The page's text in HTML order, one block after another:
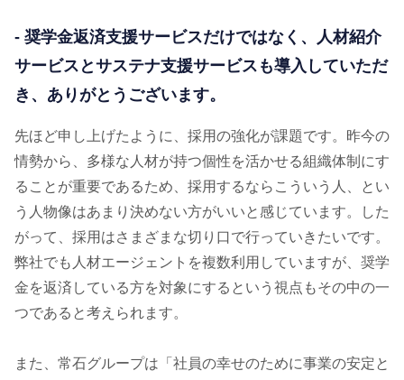
- 奨学金返済支援サービスだけではなく、人材紹介
サービスとサステナ支援サービスも導入していただ
き、ありがとうございます。
先ほど申し上げたように、採用の強化が課題です。昨今の
情勢から、多様な人材が持つ個性を活かせる組織体制にす
ることが重要であるため、採用するならこういう人、とい
う人物像はあまり決めない方がいいと感じています。した
がって、採用はさまざまな切り口で行っていきたいです。
弊社でも人材エージェントを複数利用していますが、奨学
金を返済している方を対象にするという視点もその中の一
つであると考えられます。
また、常石グループは「社員の幸せのために事業の安定と